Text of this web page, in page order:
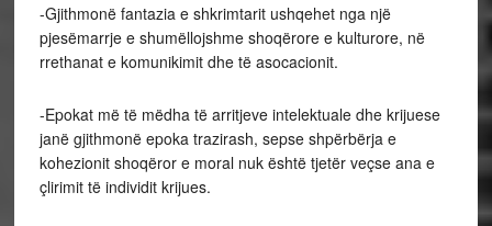
-Gjithmonë fantazia e shkrimtarit ushqehet nga një
pjesëmarrje e shumëllojshme shoqërore e kulturore, në
rrethanat e komunikimit dhe të asocacionit.
-Epokat më të mëdha të arritjeve intelektuale dhe krijuese
janë gjithmonë epoka trazirash, sepse shpërbërja e
kohezionit shoqëror e moral nuk është tjetër veçse ana e
çlirimit të individit krijues.